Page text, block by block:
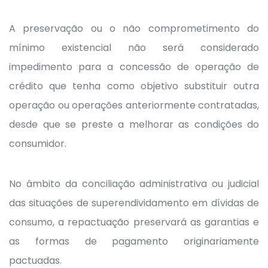
A preservação ou o não comprometimento do
mínimo existencial não será considerado
impedimento para a concessão de operação de
crédito que tenha como objetivo substituir outra
operação ou operações anteriormente contratadas,
desde que se preste a melhorar as condições do
consumidor.
No âmbito da conciliação administrativa ou judicial
das situações de superendividamento em dívidas de
consumo, a repactuação preservará as garantias e
as formas de pagamento originariamente
pactuadas.